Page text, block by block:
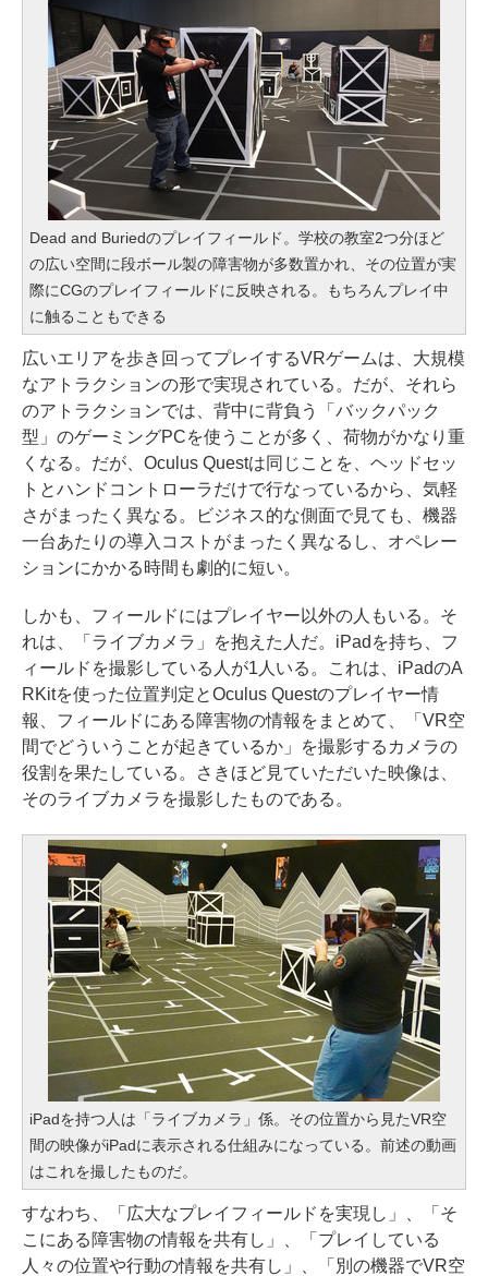
Dead and Buriedのプレイフィールド。学校の教室2つ分ほど
の広い空間に段ボール製の障害物が多数置かれ、その位置が実
際にCGのプレイフィールドに反映される。もちろんプレイ中
に触ることもできる
広いエリアを歩き回ってプレイするVRゲームは、大規模
なアトラクションの形で実現されている。だが、それら
のアトラクションでは、背中に背負う「バックパック
型」のゲーミングPCを使うことが多く、荷物がかなり重
くなる。だが、Oculus Questは同じことを、ヘッドセッ
トとハンドコントローラだけで行なっているから、気軽
さがまったく異なる。ビジネス的な側面で見ても、機器
一台あたりの導入コストがまったく異なるし、オペレー
ションにかかる時間も劇的に短い。
しかも、フィールドにはプレイヤー以外の人もいる。そ
れは、「ライブカメラ」を抱えた人だ。iPadを持ち、フ
ィールドを撮影している人が1人いる。これは、iPadのA
RKitを使った位置判定とOculus Questのプレイヤー情
報、フィールドにある障害物の情報をまとめて、「VR空
間でどういうことが起きているか」を撮影するカメラの
役割を果たしている。さきほど見ていただいた映像は、
そのライブカメラを撮影したものである。
iPadを持つ人は「ライブカメラ」係。その位置から見たVR空
間の映像がiPadに表示される仕組みになっている。前述の動画
はこれを撮したものだ。
すなわち、「広大なプレイフィールドを実現し」、「そ
こにある障害物の情報を共有し」、「プレイしている
人々の位置や行動の情報を共有し」、「別の機器でVR空